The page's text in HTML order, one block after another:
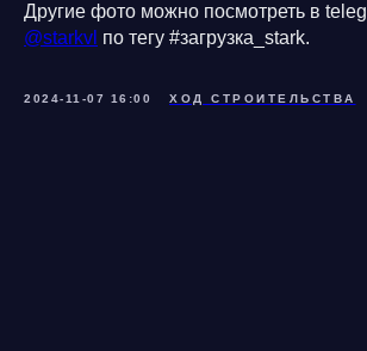
Другие фото можно посмотреть в
@starkvl по тегу #загрузка_stark.
2024-11-07 16:00 ХОД СТРОИТЕЛЬСТВА